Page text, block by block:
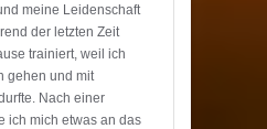
meine Leidenschaft
der letzten Zeit
trainiert, weil ich
gehen und mit
Nach einer
ich mich etwas an das